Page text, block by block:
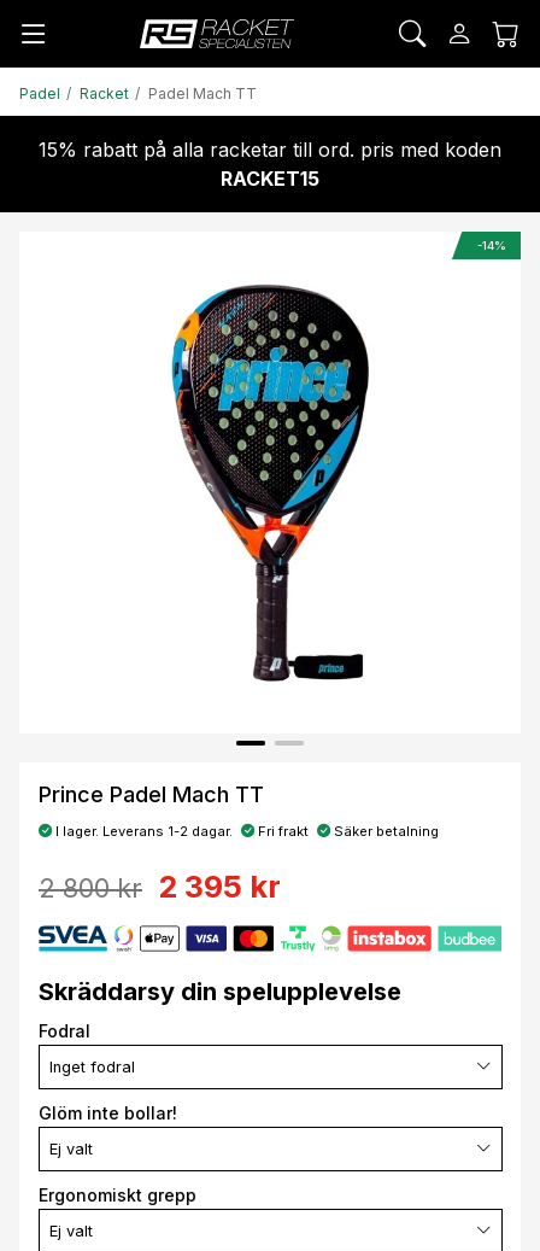
Padel Racket Padel Mach TT
15% rabatt på alla racketar till ord. pris med koden
RACKET15
-14%
Prince Padel Mach TT
I lager. Leverans 1-2 dagar. Fri frakt Säker betalning
2 800 kr 2 395 kr
Skräddarsy din spelupplevelse
Fodral
Inget fodral
Glöm inte bollar!
Ej valt
Ergonomiskt grepp
Ej valt